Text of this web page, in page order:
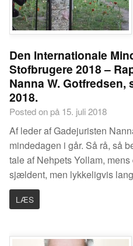
Den Internationale
Stofbrugere 2018 –
Nanna W. Gotfredsen,
2018.
Posted on på 15. juli 2018
Af leder af Gadejuristen
mindedagen i går. Så rå, så
tale af Nehpets Yollam,
sjældent, men lykkeligvis
LÆS